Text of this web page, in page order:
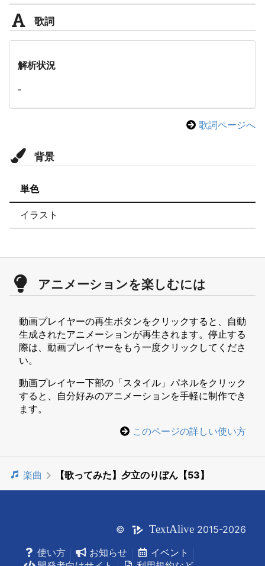
歌詞
解析状況
-
歌詞ページへ
背景
単色
イラスト
アニメーションを楽しむには
動画プレイヤーの再生ボタンをクリックすると、自動
生成されたアニメーションが再生されます。停止する
際は、動画プレイヤーをもう一度クリックしてくださ
い。
動画プレイヤー下部の「スタイル」パネルをクリック
すると、自分好みのアニメーションを手軽に制作でき
ます。
このページの詳しい使い方
楽曲 【歌ってみた】夕立のりぼん【53】
© TextAlive 2015-2026
使い方
お知らせ
イベント